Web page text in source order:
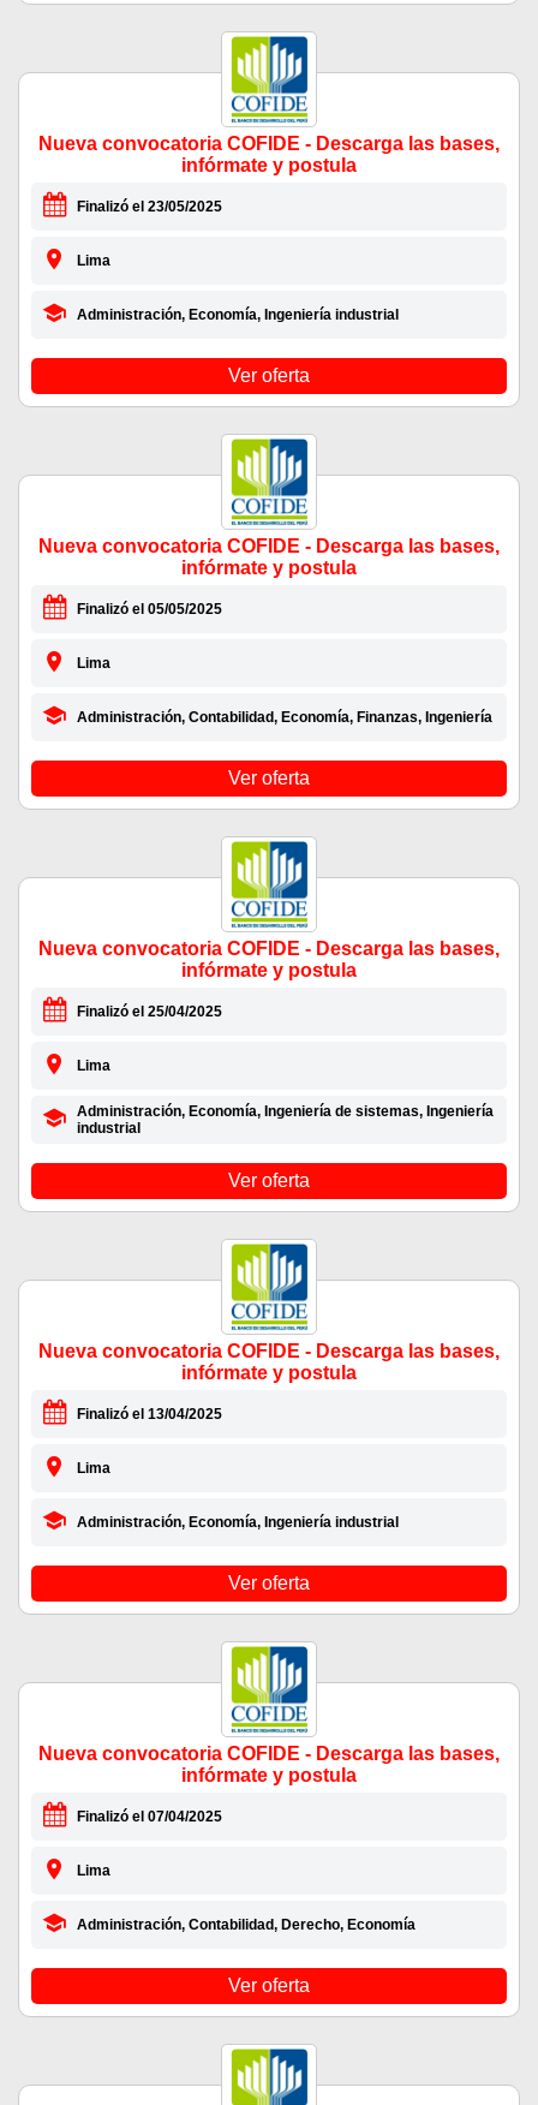
Nueva convocatoria COFIDE - Descarga las bases,
infórmate y postula
Finalizó el 23/05/2025
Lima
Administración, Economía, Ingeniería industrial
Ver oferta
Nueva convocatoria COFIDE - Descarga las bases,
infórmate y postula
Finalizó el 05/05/2025
Lima
Administración, Contabilidad, Economía, Finanzas, Ingeniería
Ver oferta
Nueva convocatoria COFIDE - Descarga las bases,
infórmate y postula
Finalizó el 25/04/2025
Lima
Administración, Economía, Ingeniería de sistemas, Ingeniería
industrial
Ver oferta
Nueva convocatoria COFIDE - Descarga las bases,
infórmate y postula
Finalizó el 13/04/2025
Lima
Administración, Economía, Ingeniería industrial
Ver oferta
Nueva convocatoria COFIDE - Descarga las bases,
infórmate y postula
Finalizó el 07/04/2025
Lima
Administración, Contabilidad, Derecho, Economía
Ver oferta